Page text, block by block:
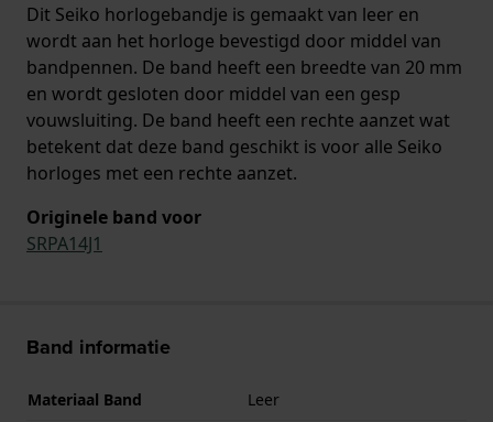
Dit Seiko horlogebandje is gemaakt van leer en
wordt aan het horloge bevestigd door middel van
bandpennen. De band heeft een breedte van 20 mm
en wordt gesloten door middel van een gesp
vouwsluiting. De band heeft een rechte aanzet wat
betekent dat deze band geschikt is voor alle Seiko
horloges met een rechte aanzet.
Originele band voor
SRPA14J1
Band informatie
Materiaal Band Leer